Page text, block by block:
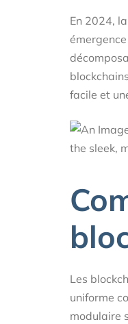
En 2024,
facile et
Les
uniforme
modulaire